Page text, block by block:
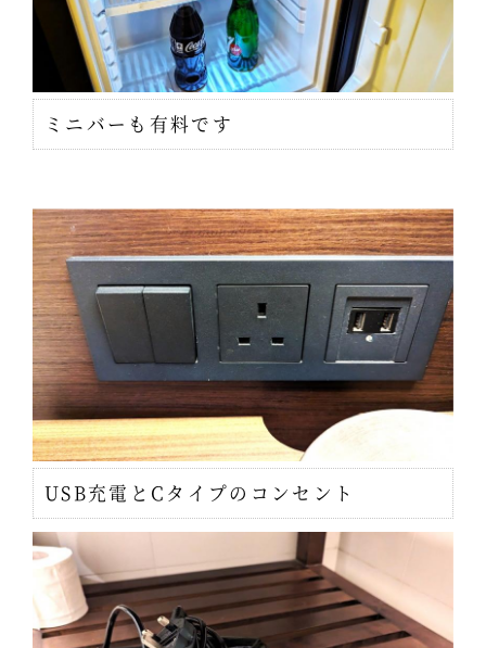
ミニバーも有料です
USB充電とCタイプのコンセント